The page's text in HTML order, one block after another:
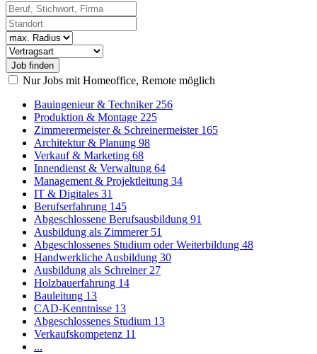
Beruf, Stichwort, Firma
Standort
Radius
Vertragsart
Nur Jobs mit Homeoffice, Remote möglich
Bauingenieur & Techniker 256
Produktion & Montage 225
Zimmerermeister & Schreinermeister 165
Architektur & Planung 98
Verkauf & Marketing 68
Innendienst & Verwaltung 64
Management & Projektleitung 34
IT & Digitales 31
Berufserfahrung 145
Abgeschlossene Berufsausbildung 91
Ausbildung als Zimmerer 51
Abgeschlossenes Studium oder Weiterbildung 48
Handwerkliche Ausbildung 30
Ausbildung als Schreiner 27
Holzbauerfahrung 14
Bauleitung 13
CAD-Kenntnisse 13
Abgeschlossenes Studium 13
Verkaufskompetenz 11
...